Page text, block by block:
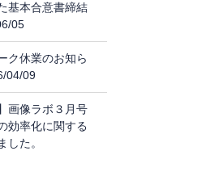
基本合意書締結
05
ク休業のお知ら
04/09
画像ラボ３月号
効率化に関する
した。